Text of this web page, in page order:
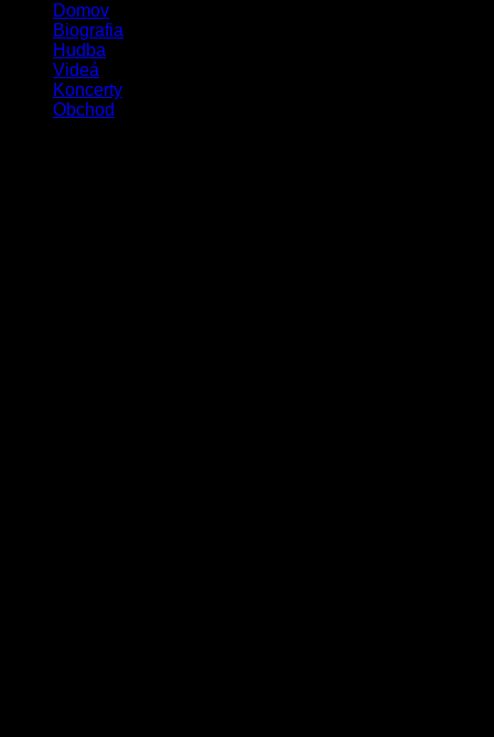
Domov
Biografia
Hudba
Videá
Koncerty
Obchod